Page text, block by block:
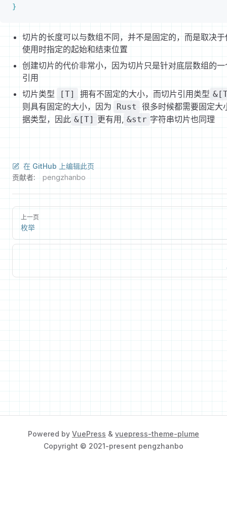
}
切片的长度可以与数组不同，并不是固定的，而是取决于
使用时指定的起始和结束位置
创建切片的代价非常小，因为切片只是针对底层数组的一
引用
切片类型
[T] 拥有不固定的大小，而切片引用类型
则具有固定的大小，因为 Rust
很多时候都需要固定大
据类型，因此 &[T] 更有用, &str 字符串切片也同理
在 GitHub 上编辑此页
贡献者:
pengzhanbo
上一页
枚举
Powered by VuePress & vuepress-theme-plume
Copyright © 2021-present pengzhanbo